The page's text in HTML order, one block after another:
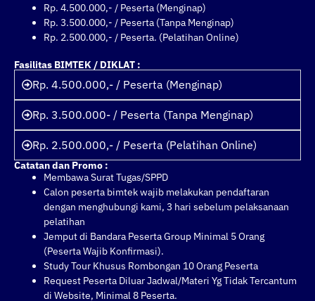
Rp. 4.500.000,- / Peserta (Menginap)
Rp. 3.500.000,- / Peserta (Tanpa Menginap)
Rp. 2.500.000,- / Peserta. (Pelatihan Online)
Fasilitas BIMTEK / DIKLAT :
Rp. 4.500.000,- / Peserta (Menginap)
Rp. 3.500.000- / Peserta (Tanpa Menginap)
Rp. 2.500.000,- / Peserta (Pelatihan Online)
Catatan dan Promo :
Membawa Surat Tugas/SPPD
Calon peserta bimtek wajib melakukan pendaftaran
dengan menghubungi kami, 3 hari sebelum pelaksanaan
pelatihan
Jemput di Bandara Peserta Group Minimal 5 Orang
(Peserta Wajib Konfirmasi).
Study Tour Khusus Rombongan 10 Orang Peserta
Request Peserta Diluar Jadwal/Materi Yg Tidak Tercantum
di Website, Minimal 8 Peserta.